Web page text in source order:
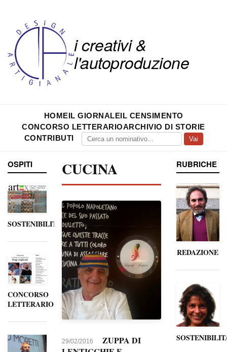
i creativi &
l'autoproduzione
HOMEIL GIORNALEIL CENSIMENTO
CONCORSO LETTERARIOARCHIVIO DI STORIE
CONTRIBUTI
Vai
OSPITI
SOSTENIBILITÀ
CONCORSO
LETTERARIO
CUCINA
29/02/2016
ZUPPA DI
RUBRICHE
REDAZIONE